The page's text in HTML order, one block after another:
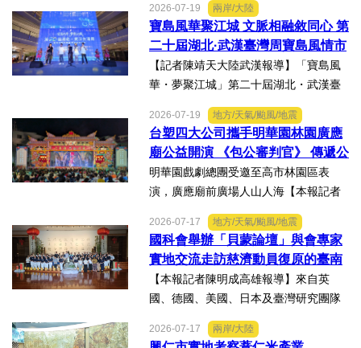
表示，能夠獲得黨內同志的肯定與支
持，深感榮幸，也肩負更重大的責任，
未來將秉持初心，做好黨與地...
2026-07-19 兩岸/大陸
寶島風華聚江城 文脈相融敘同心 第
二十屆湖北·武漢臺灣周寶島風情市
集暨文化交流之夜在漢溫情上演
【記者陳靖天大陸武漢報導】「寶島風
華・夢聚江城」第二十屆湖北・武漢臺
16日晚上在武漢武商夢時代一樓中庭溫
情上演，歌聲文脈聯結兩地，這場融美
食、文創、歌舞、匠人分享...
2026-07-19 地方/天氣/颱風/地震
台塑四大公司攜手明華園林園廣應
廟公益開演 《包公審判官》 傳遞公
義與自省精神
明華園戲劇總團受邀至高市林園區表
演，廣應廟前廣場人山人海【本報記者
台塑石化等四大公司邀請由當家小生孫
翠鳳領軍的明華園戲劇總團，周末晚在
高雄市林園區廣應廟公益演...
2026-07-17 地方/天氣/颱風/地震
國科會舉辦「貝蒙論壇」與會專家
實地交流走訪慈濟動員復原的臺南
楠西地震及丹娜絲風災區
【本報記者陳明成高雄報導】來自英
國、德國、美國、日本及臺灣研究團隊
科會舉辦的「貝蒙論壇」，實地交流活
2026-07-17 兩岸/大陸